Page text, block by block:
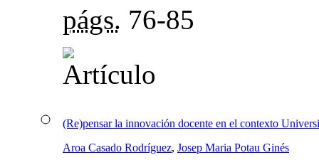
págs. 76-85
(Re)pensar la innovación docente en el contexto
Aroa Casado Rodríguez, Josep Maria Potau Ginés